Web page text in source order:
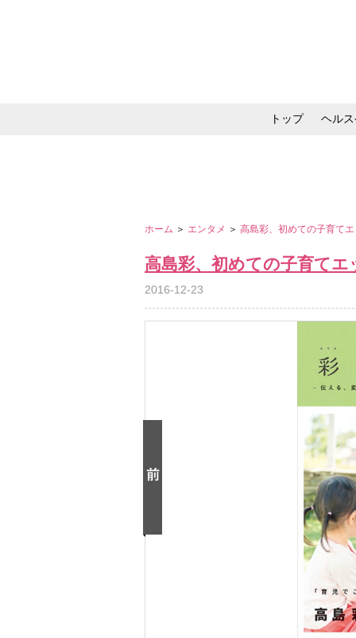
トップ ヘル
ホーム ＞ エンタメ ＞ 高島彩、初めての子育て
高島彩、初めての子育てエ
2016-12-23